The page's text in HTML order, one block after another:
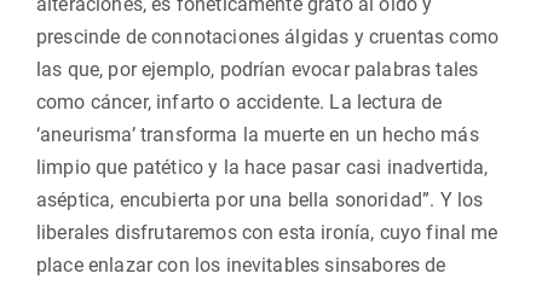
prescinde de connotaciones álgidas y cruentas como
las que, por ejemplo, podrían evocar palabras tales
como cáncer, infarto o accidente. La lectura de
‘aneurisma’ transforma la muerte en un hecho más
limpio que patético y la hace pasar casi inadvertida,
aséptica, encubierta por una bella sonoridad”. Y los
liberales disfrutaremos con esta ironía, cuyo final me
place enlazar con los inevitables sinsabores de